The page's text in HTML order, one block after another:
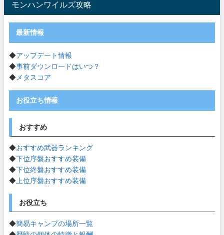
モンハンワイルズ攻略
最新情報
◆アップデート情報
◆事前ダウンロードはいつ？
◆ メタスコア
お役立ち情報
おすすめ
◆おすすめ武器ランキング
◆下位序盤おすすめ装備
◆下位終盤おすすめ装備
◆ 上位序盤おすすめ装備
お役立ち
◆簡易キャンプの場所一覧